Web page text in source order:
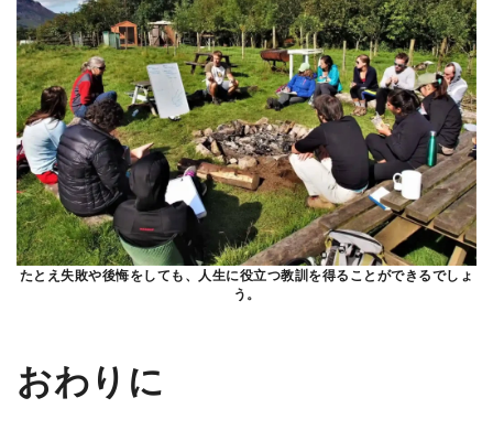
たとえ失敗や後悔をしても、人生に役立つ教訓を得ることができるでしょ
う。
おわりに